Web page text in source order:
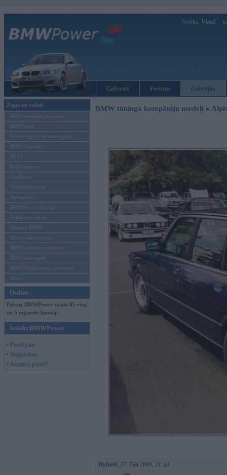
Sveiks, Viesi!
Galvenā Forums Galerijas
Ziņas un raksti
BMW modeļu jaunumi
BMW testi
Tehnoloģijas & sasniegumi
BMW Latvijā
MINI
Rolls-Royce
Pasākumi
Vadāmības tests
Autosports
BMWPower aktuāli
Reklāmas raksti
Mēneša BMW
Sērijveida tūnings
BMW pasaules jaunumi
BMW koncepti
BMW konkurentu jaunumi
Moto
Online
Pašreiz BMWPower skatās 85 viesi
un 5 reģistrēti lietotāji.
Ienākt BMWPower
• Pieslēgties
• Reģistrēties
• Aizmirsi paroli?
BMW tūninga kompāniju modeļi »
Hybird , 27. Feb 2009, 21:10